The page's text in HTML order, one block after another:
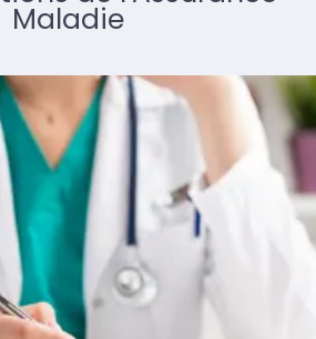
Maladie